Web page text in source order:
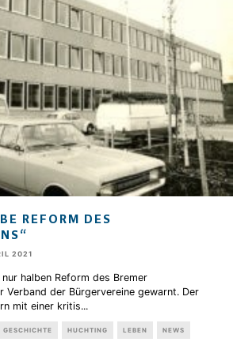
REFORM DES
2021
halben Reform des Bremer
Verband der Bürgervereine gewarnt. Der
mit einer kritis...
HUCHTING LEBEN NEWS